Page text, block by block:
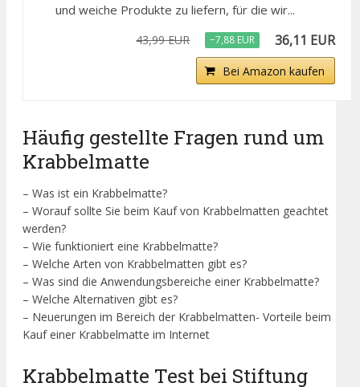
und weiche Produkte zu liefern, für die wir...
43,99 EUR −7,88 EUR 36,11 EUR
Bei Amazon kaufen
Häufig gestellte Fragen rund um
Krabbelmatte
– Was ist ein Krabbelmatte?
– Worauf sollte Sie beim Kauf von Krabbelmatten geachtet
werden?
– Wie funktioniert eine Krabbelmatte?
– Welche Arten von Krabbelmatten gibt es?
– Was sind die Anwendungsbereiche einer Krabbelmatte?
– Welche Alternativen gibt es?
– Neuerungen im Bereich der Krabbelmatten- Vorteile beim
Kauf einer Krabbelmatte im Internet
Krabbelmatte Test bei Stiftung